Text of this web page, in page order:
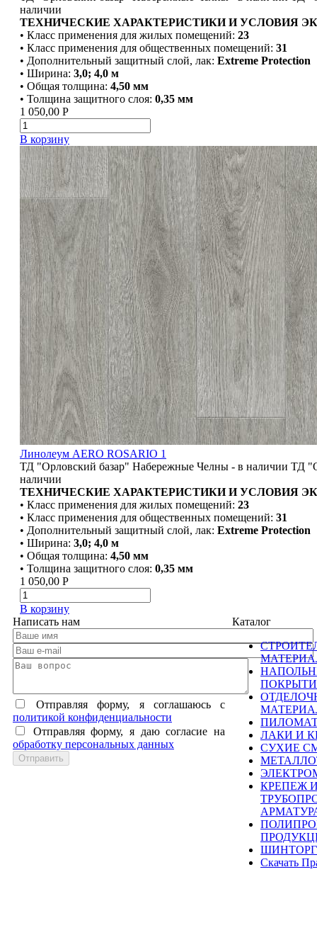
наличии
ТЕХНИЧЕСКИЕ ХАРАКТЕРИСТИКИ И УСЛОВИЯ
• Класс применения для жилых помещений: 23
• Класс применения для общественных помещений: 31
• Дополнительный защитный слой, лак: Extreme Protection
• Ширина: 3,0; 4,0 м
• Общая толщина: 4,50 мм
• Толщина защитного слоя: 0,35 мм
1 050,00 Р
В корзину
Линолеум AERO ROSARIO 1
ТД "Орловский базар" Набережные Челны - в наличии ТД
наличии
ТЕХНИЧЕСКИЕ ХАРАКТЕРИСТИКИ И УСЛОВИЯ
• Класс применения для жилых помещений: 23
• Класс применения для общественных помещений: 31
• Дополнительный защитный слой, лак: Extreme Protection
• Ширина: 3,0; 4,0 м
• Общая толщина: 4,50 мм
• Толщина защитного слоя: 0,35 мм
1 050,00 Р
В корзину
Написать нам
Отправляя форму, я соглашаюсь c
политикой конфиденциальности
Отправляя форму, я даю согласие на
обработку персональных данных
Каталог
ЛАКИ И
СУХИЕ
КРЕПЕЖ
ШИНТОРГ
Скачать